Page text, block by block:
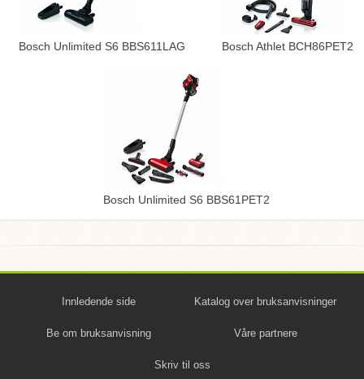
Bosch Unlimited S6 BBS611LAG Bosch Athlet BCH86PET2
Bosch Unlimited S6 BBS61PET2
Innledende side Katalog over bruksanvisninger
Be om bruksanvisning Våre partnere
Skriv til oss